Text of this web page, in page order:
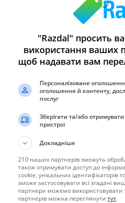
My Business
больше клиентов и расширять
google-moy-business
"Razdal" просить
використання ваших
щоб надавати вам
Персоналізоване
оголошення й контенту,
послуг
Зберігати та/або
пристрої
Докладніше
210 наших партнерів зможуть
також отримувати доступ до
cookie, унікальних ідентифікаторів
зможе застосовувати всі згадані
партнери можемо використовувати
партнерів можна переглянути тут.